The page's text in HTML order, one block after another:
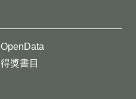
OpenData
得獎書目